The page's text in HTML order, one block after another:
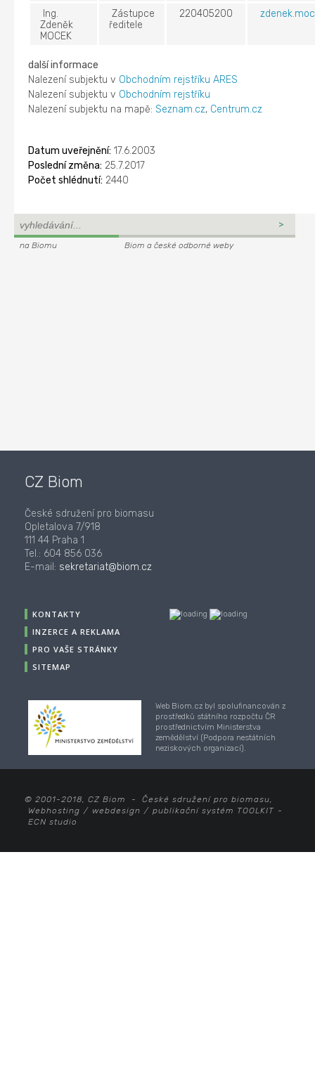
Ing.
Zdeněk
MOCEK
Zástupce
ředitele
220405200
další informace
Nalezení subjektu v Obchodním rejstříku ARES
Nalezení subjektu v Obchodním rejstříku
Nalezení subjektu na mapě: Seznam.cz, Centrum.cz
Datum uveřejnění: 17.6.2003
Poslední změna: 25.7.2017
Počet shlédnutí: 2440
na Biomu Biom a české odborné weby
CZ Biom
České sdružení pro biomasu
Opletalova 7/918
111 44 Praha 1
Tel.: 604 856 036
E-mail: sekretariat@biom.cz
KONTAKTY
INZERCE A REKLAMA
PRO VAŠE STRÁNKY
SITEMAP
Web Biom.cz byl spolufinancován z
prostředků státního rozpočtu ČR
prostřednictvím Ministerstva
zemědělství (Podpora nestátních
neziskových organizací).
© 2001-2018, CZ Biom - České sdružení pro biomasu,
Webhosting / webdesign / publikační systém TOOLKIT -
ECN studio